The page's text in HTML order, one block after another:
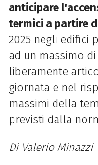
anticipare
termici a partire
2025 negli edifici
ad un massimo
liberamente
giornata e nel
massimi della
previsti dalla
Di Valerio Minazzi